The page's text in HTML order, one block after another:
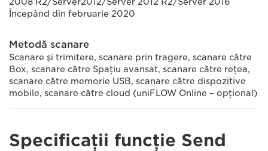
Începând din februarie 2020
Metodă scanare
Scanare şi trimitere, scanare prin tragere, scanare către
Box, scanare către Spaţiu avansat, scanare către reţea,
scanare către memorie USB, scanare către dispozitive
mobile, scanare către cloud (uniFLOW Online – opţional)
Specificaţii funcţie Send